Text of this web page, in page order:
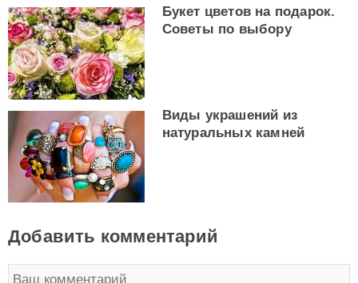
Букет цветов на подарок.
Советы по выбору
Виды украшений из
натуральных камней
Добавить комментарий